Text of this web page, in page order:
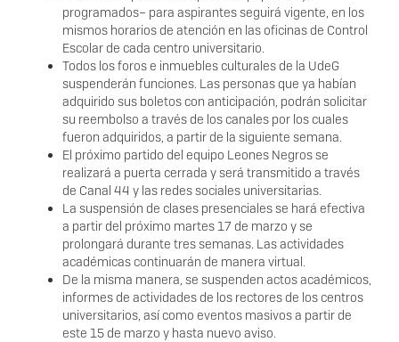
programados– para aspirantes seguirá vigente, en los
mismos horarios de atención en las oficinas de Control
Escolar de cada centro universitario.
Todos los foros e inmuebles culturales de la UdeG
suspenderán funciones. Las personas que ya habían
adquirido sus boletos con anticipación, podrán solicitar
su reembolso a través de los canales por los cuales
fueron adquiridos, a partir de la siguiente semana.
El próximo partido del equipo Leones Negros se
realizará a puerta cerrada y será transmitido a través
de Canal 44 y las redes sociales universitarias.
La suspensión de clases presenciales se hará efectiva
a partir del próximo martes 17 de marzo y se
prolongará durante tres semanas. Las actividades
académicas continuarán de manera virtual.
De la misma manera, se suspenden actos académicos,
informes de actividades de los rectores de los centros
universitarios, así como eventos masivos a partir de
este 15 de marzo y hasta nuevo aviso.